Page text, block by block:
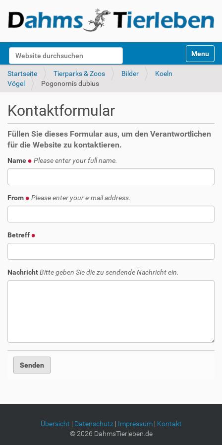
Website durchsuchen
k
Toggle
Startseite Tierparks & Zoos Bilder
Koeln
Vögel
Pogonornis dubius
Kontaktformular
Füllen Sie dieses Formular aus, um den Verantwortlichen
für die Website zu kontaktieren.
Name Please enter your full name.
From Please enter your e-mail address.
Betreff
NachrichtBitte geben Sie die zu sendende Nachricht ein.
Übersicht | Datenschutz| Impressum| Kontakt
©2026 DahmsTierleben.de